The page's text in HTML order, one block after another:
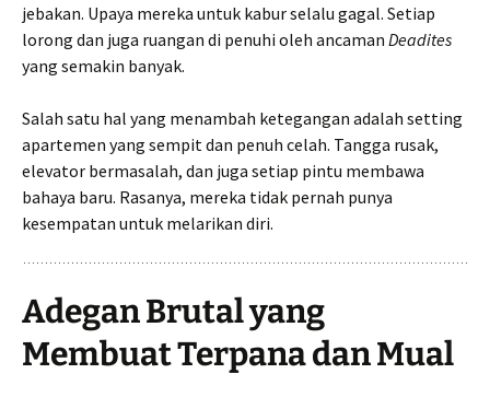
jebakan. Upaya mereka untuk kabur selalu gagal. Setiap
lorong dan juga ruangan di penuhi oleh ancaman Deadites
yang semakin banyak.
Salah satu hal yang menambah ketegangan adalah setting
apartemen yang sempit dan penuh celah. Tangga rusak,
elevator bermasalah, dan juga setiap pintu membawa
bahaya baru. Rasanya, mereka tidak pernah punya
kesempatan untuk melarikan diri.
Adegan Brutal yang
Membuat Terpana dan Mual